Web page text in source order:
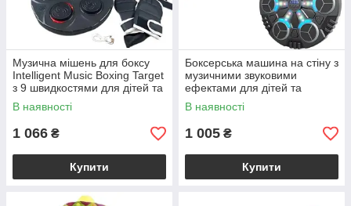
Музична мішень для боксу
Intelligent Music Boxing Target
з 9 швидкостями для дітей та
підлітків
В наявності
1 066 ₴
Купити
Боксерська машина на стіну з
музичними звуковими
ефектами для дітей та
підлітків
В наявності
1 005 ₴
Купити